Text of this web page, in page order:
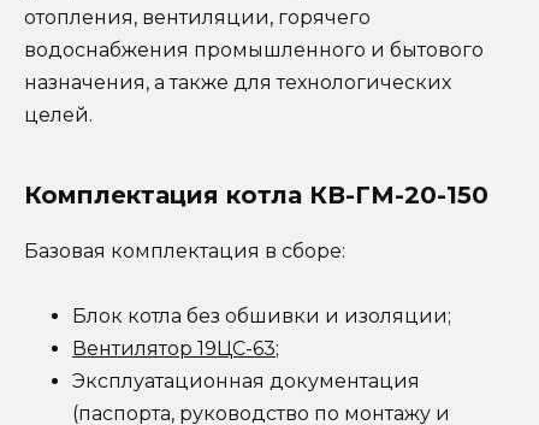
отопления, вентиляции, горячего
водоснабжения промышленного и бытового
назначения, а также для технологических
целей.
Комплектация котла КВ-ГМ-20-150
Базовая комплектация в сборе:
Блок котла без обшивки и изоляции;
Вентилятор 19ЦС-63;
Эксплуатационная документация
(паспорта, руководство по монтажу и